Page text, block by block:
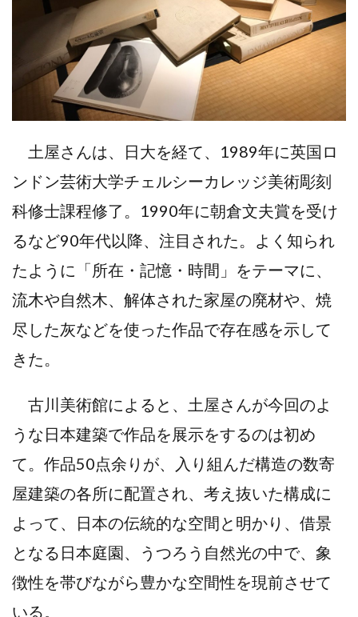
土屋さんは、日大を経て、1989年に英国ロ
ンドン芸術大学チェルシーカレッジ美術彫刻
科修士課程修了。1990年に朝倉文夫賞を受け
るなど90年代以降、注目された。よく知られ
たように「所在・記憶・時間」をテーマに、
流木や自然木、解体された家屋の廃材や、焼
尽した灰などを使った作品で存在感を示して
きた。
古川美術館によると、土屋さんが今回のよ
うな日本建築で作品を展示をするのは初め
て。作品50点余りが、入り組んだ構造の数寄
屋建築の各所に配置され、考え抜いた構成に
よって、日本の伝統的な空間と明かり、借景
となる日本庭園、うつろう自然光の中で、象
徴性を帯びながら豊かな空間性を現前させて
いる。